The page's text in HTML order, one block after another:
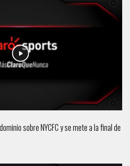
sobre NYCFC y se mete a la final de